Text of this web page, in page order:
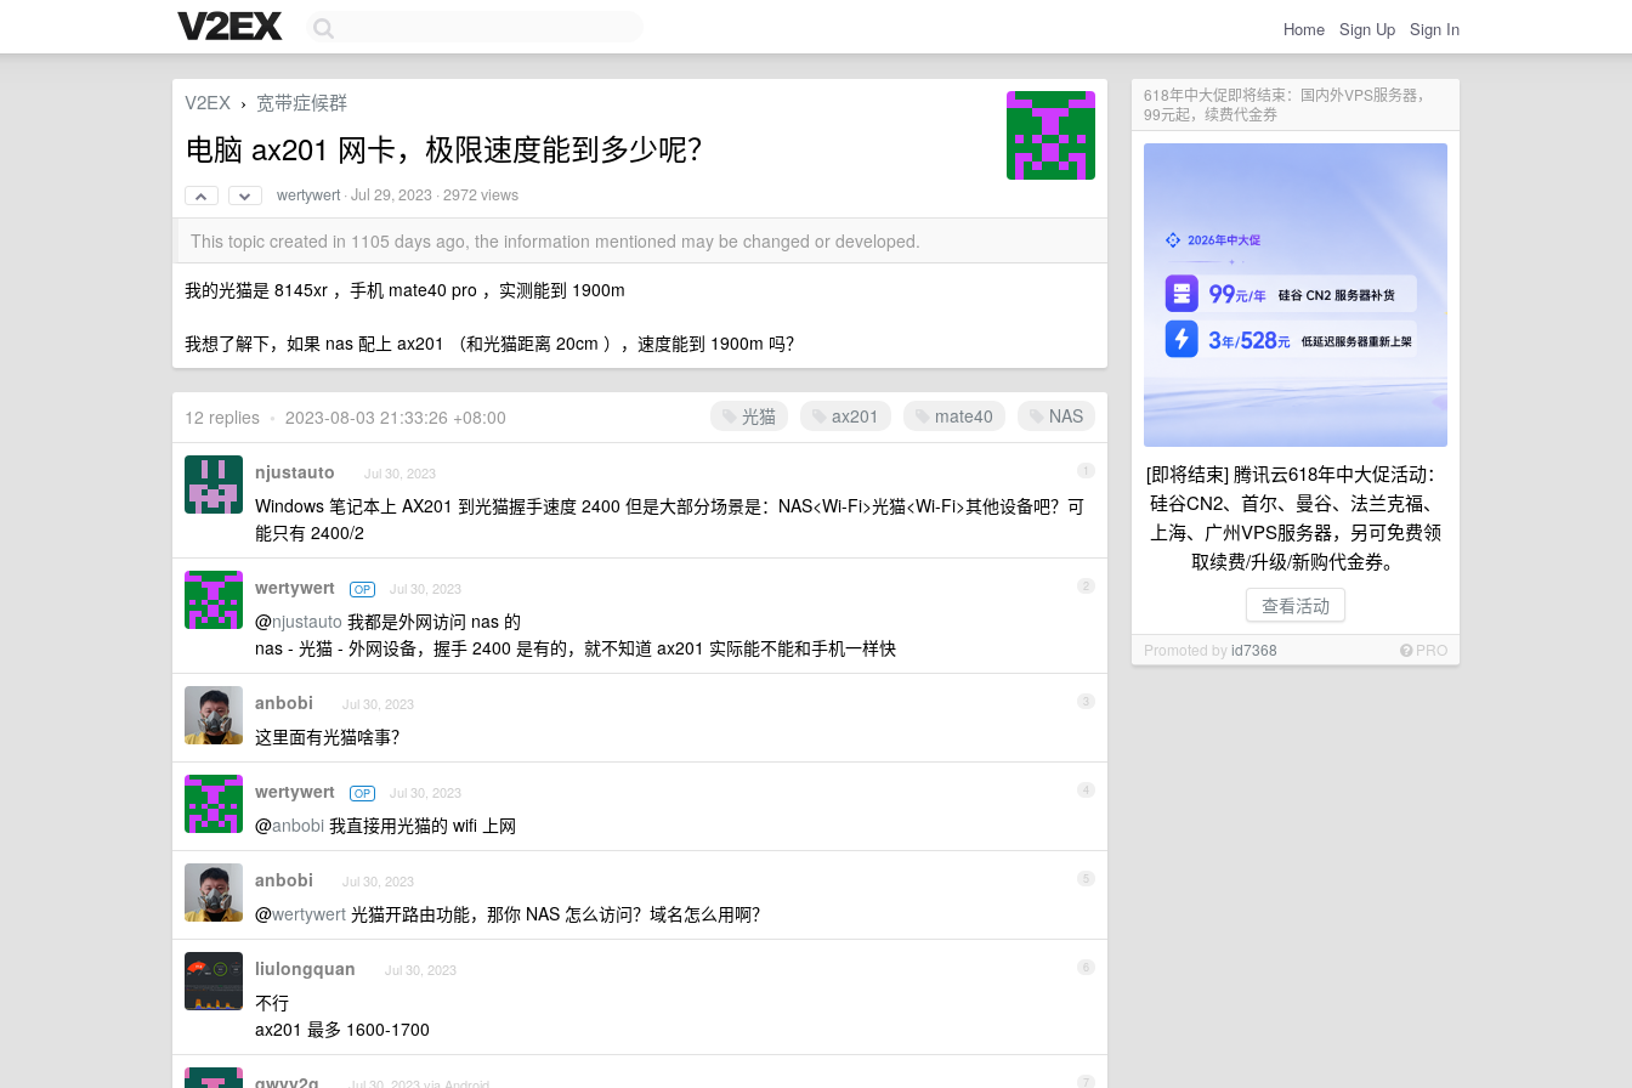
Home Sign Up Sign In
618年中大促即将结束：国内外VPS服务器，
99元起，续费代金券
[即将结束] 腾讯云618年中大促活动：
硅谷CN2、首尔、曼谷、法兰克福、
上海、广州VPS服务器，另可免费领
取续费/升级/新购代金券。
查看活动
Promoted byid7368 PRO
V2EX › 宽带症候群
电脑 ax201 网卡，极限速度能到多少呢？
wertywert ·Jul 29, 2023 · 2972 views
This topic created in 1105 days ago, the information mentioned may be changed or developed.
我的光猫是 8145xr ，手机 mate40 pro ，实测能到 1900m
我想了解下，如果 nas 配上 ax201 （和光猫距离 20cm ），速度能到 1900m 吗？
光猫 ax201 mate40 NAS
12 replies • 2023-08-03 21:33:26 +08:00
1
njustauto Jul 30, 2023
Windows 笔记本上 AX201 到光猫握手速度 2400 但是大部分场景是：NAS<Wi-Fi>光猫<Wi-Fi>其他设备吧？可
能只有 2400/2
2
wertywert OP Jul 30, 2023
@njustauto 我都是外网访问 nas 的
nas - 光猫 - 外网设备，握手 2400 是有的，就不知道 ax201 实际能不能和手机一样快
3
anbobi Jul 30, 2023
这里面有光猫啥事？
4
wertywert OP Jul 30, 2023
@anbobi 我直接用光猫的 wifi 上网
5
anbobi Jul 30, 2023
@wertywert 光猫开路由功能，那你 NAS 怎么访问？域名怎么用啊？
6
liulongquan Jul 30, 2023
不行
ax201 最多 1600-1700
7
qwvy2g